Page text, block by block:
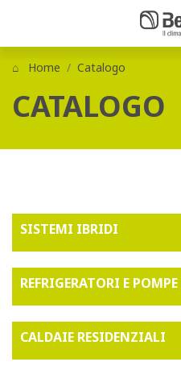
Home Catalogo
CATALOGO
SISTEMI IBRIDI
REFRIGERATORI E
CALDAIE RESIDENZIALI